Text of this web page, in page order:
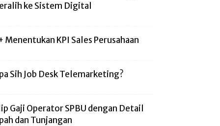
ke Sistem Digital
Menentukan KPI Sales Perusahaan
Sih Job Desk Telemarketing?
Gaji Operator SPBU dengan Detail
dan Tunjangan